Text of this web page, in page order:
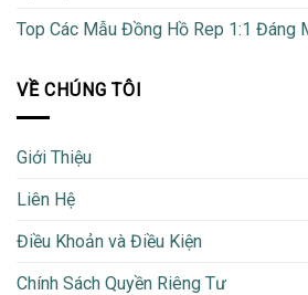
Top Các Mẫu Đồng Hồ Rep 1:1 Đáng
VỀ CHÚNG TÔI
Giới Thiệu
Liên Hệ
Điều Khoản và Điều Kiện
Chính Sách Quyền Riêng Tư